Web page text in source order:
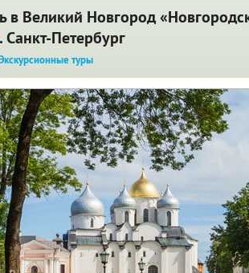
в Великий Новгород
. Санкт-Петербург
туры